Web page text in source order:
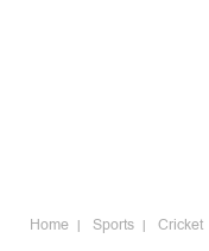
Home Sports Cricket